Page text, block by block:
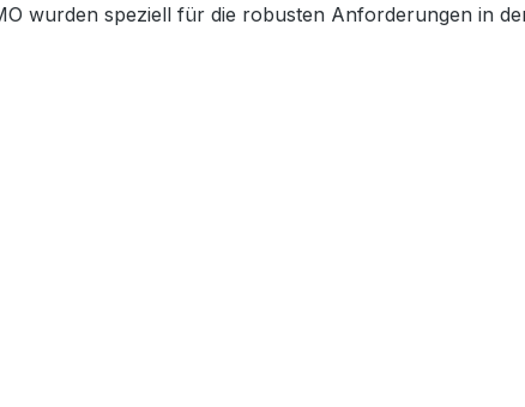
wurden speziell für die robusten Anforderungen in